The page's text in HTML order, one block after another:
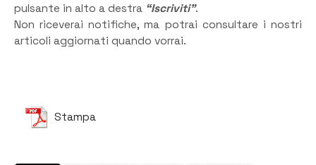
pulsante in alto a destra “Iscriviti”.
Non riceverai notifiche, ma potrai consultare i nostri
articoli aggiornati quando vorrai.
Stampa